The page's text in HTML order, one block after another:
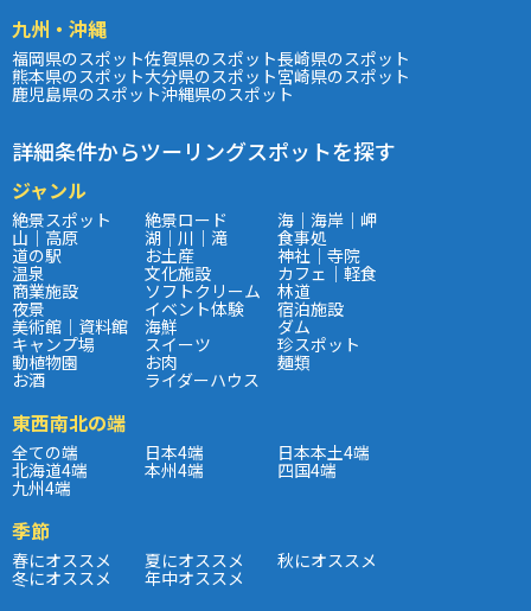
九州・沖縄
福岡県のスポット佐賀県のスポット長崎県のスポット
熊本県のスポット大分県のスポット宮崎県のスポット
鹿児島県のスポット沖縄県のスポット
詳細条件からツーリングスポットを探す
ジャンル
絶景スポット 絶景ロード 海｜海岸｜岬
山｜高原 湖｜川｜滝 食事処
道の駅 お土産 神社｜寺院
温泉 文化施設 カフェ｜軽食
商業施設 ソフトクリーム 林道
夜景 イベント体験 宿泊施設
美術館｜資料館 海鮮 ダム
キャンプ場 スイーツ 珍スポット
動植物園 お肉 麺類
お酒 ライダーハウス
東西南北の端
全ての端 日本4端 日本本土4端
北海道4端 本州4端 四国4端
九州4端
季節
春にオススメ 夏にオススメ 秋にオススメ
冬にオススメ 年中オススメ